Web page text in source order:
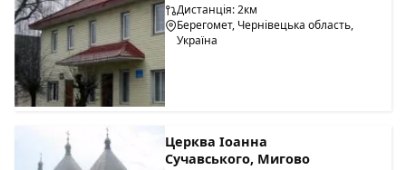
Дистанція: 2км
Берегомет, Чернівецька область,
Україна
Церква Іоанна
Сучавського, Мигово